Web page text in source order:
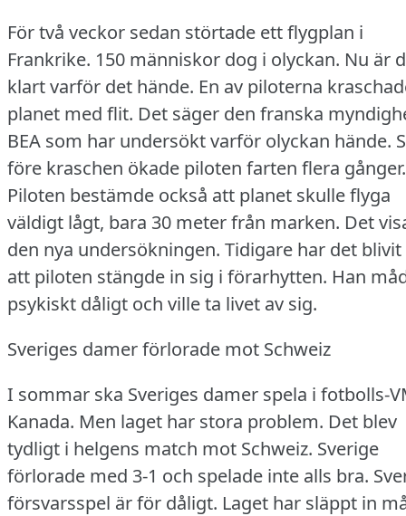
För två veckor sedan störtade ett flygplan i
Frankrike. 150 människor dog i olyckan. Nu är
klart varför det hände. En av piloterna
planet med flit. Det säger den franska
BEA som har undersökt varför olyckan hände.
före kraschen ökade piloten farten flera gånger.
Piloten bestämde också att planet skulle flyga
väldigt lågt, bara 30 meter från marken. Det
den nya undersökningen. Tidigare har det
att piloten stängde in sig i förarhytten. Han
psykiskt dåligt och ville ta livet av sig.
Sveriges damer förlorade mot Schweiz
I sommar ska Sveriges damer spela i fotbolls-
Kanada. Men laget har stora problem. Det blev
tydligt i helgens match mot Schweiz. Sverige
förlorade med 3-1 och spelade inte alls bra.
försvarsspel är för dåligt. Laget har släppt in